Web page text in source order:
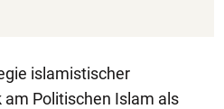
islamistischer
am Politischen Islam als